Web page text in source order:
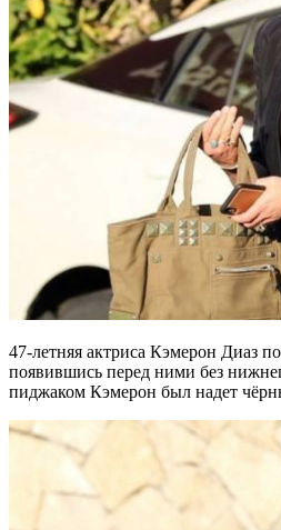
47-летняя актриса Кэмерон Диаз
появившись перед ними без
пиджаком Кэмерон был надет